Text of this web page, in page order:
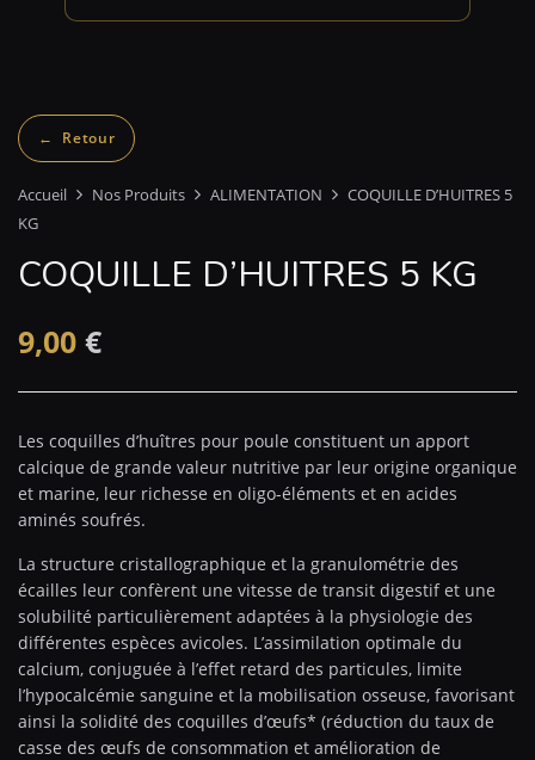
Accueil Nos Produits ALIMENTATION
COQUILLE D’HUITRES 5
KG
COQUILLE D’HUITRES 5 KG
9,00 €
Les coquilles d’huîtres pour poule constituent un apport
calcique de grande valeur nutritive par leur origine organique
et marine, leur richesse en oligo-éléments et en acides
aminés soufrés.
La structure cristallographique et la granulométrie des
écailles leur confèrent une vitesse de transit digestif et une
solubilité particulièrement adaptées à la physiologie des
différentes espèces avicoles. L’assimilation optimale du
calcium, conjuguée à l’effet retard des particules, limite
l’hypocalcémie sanguine et la mobilisation osseuse, favorisant
ainsi la solidité des coquilles d’œufs* (réduction du taux de
casse des œufs de consommation et amélioration de